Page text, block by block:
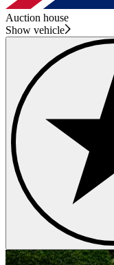
Auction house
Show vehicle